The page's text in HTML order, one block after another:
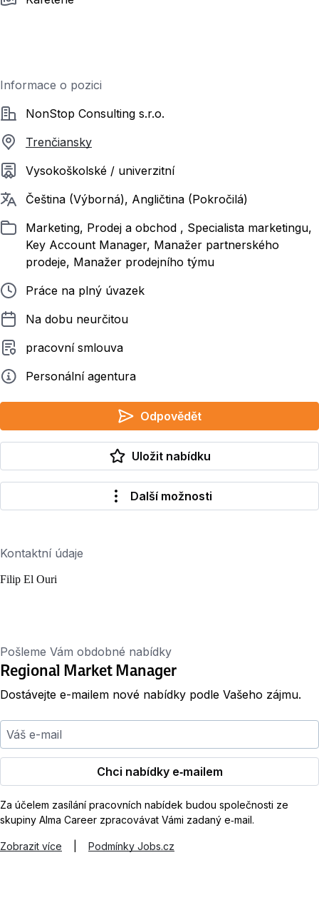
Informace o pozici
SpolečnostNonStop Consulting s.r.o.
Trenčiansky
Požadované vzdělání
Vysokoškolské / univerzitní
Požadované jazyky
Čeština (Výborná), Angličtina (Pokročilá)
ZařazenoMarketing, Prodej a obchod , Specialista marketingu,
Key Account Manager, Manažer partnerského
prodeje, Manažer prodejního týmu
Typ pracovního poměru
Práce na plný úvazek
Délka pracovního poměru
Na dobu neurčitou
Typ smluvního vztahu
pracovní smlouva
ZadavatelPersonální agentura
Odpovědět
Uložit nabídku
Další možnosti
Kontaktní údaje
Filip El Ouri
Pošleme Vám obdobné nabídky
Regional Market Manager
Dostávejte e-mailem nové nabídky podle Vašeho zájmu.
Váš e-mail
Chci nabídky e‑mailem
Za účelem zasílání pracovních nabídek budou společnosti ze
skupiny Alma Career zpracovávat Vámi zadaný e‑mail.
Zobrazit více Podmínky Jobs.cz